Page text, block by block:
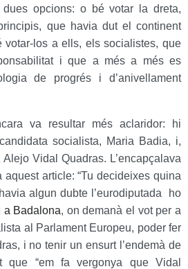
dues opcions: o bé votar la dreta,
que havia dut el continent
los a ells, els socialistes, que
i que a més a més es
de progrés i d’anivellament
va resultar més aclaridor: hi
socialista, Maria Badia, i,
Vidal Quadras. L’encapçalava
aquest article: “Tu decideixes quina
algun dubte l’eurodiputada ho
a Badalona, on demanà el vot per a
al Parlament Europeu, poder fer
i no tenir un ensurt l’endemà de
que “em fa vergonya que Vidal